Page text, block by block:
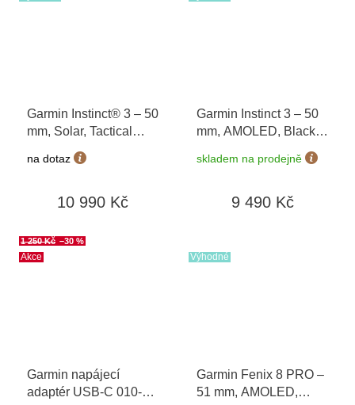
Garmin Instinct® 3 – 50
mm, Solar, Tactical
Edition Black 010-
02935-50
na dotaz
10 990 Kč
Garmin Instinct 3 – 50
mm, AMOLED, Black /
Bolt Blue 010-03020-
03
skladem na prodejně
9 490 Kč
Akce
1 250 Kč –30 %
Garmin napájecí
adaptér USB-C 010-
Výhodné
Garmin Fenix 8 PRO –
51 mm, AMOLED,